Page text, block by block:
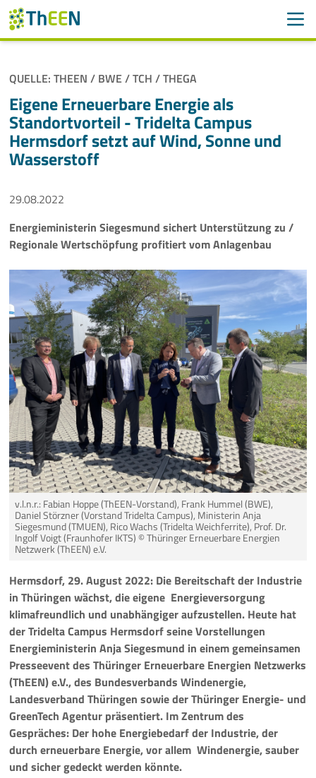
Navigation überspringen
ThEEN
Services
Mitglieder
Aktivitäten
Veranstaltungen
Aktuelles
Meldungen
Pressemeldungen
Branchenmeldungen
Statements
Positionen
Jobs
Mediathek
Akkreditierung
Mehr
QUELLE: THEEN / BWE / TCH / THEGA
Eigene Erneuerbare Energie als
Standortvorteil - Tridelta Campus
Hermsdorf setzt auf Wind, Sonne und
Wasserstoff
29.08.2022
Energieministerin Siegesmund sichert Unterstützung zu /
Regionale Wertschöpfung profitiert vom Anlagenbau
v.l.n.r.: Fabian Hoppe (ThEEN-Vorstand), Frank Hummel (BWE),
Daniel Störzner (Vorstand Tridelta Campus), Ministerin Anja
Siegesmund (TMUEN), Rico Wachs (Tridelta Weichferrite), Prof. Dr.
Ingolf Voigt (Fraunhofer IKTS) © Thüringer Erneuerbare Energien
Netzwerk (ThEEN) e.V.
Hermsdorf, 29. August 2022: Die Bereitschaft der Industrie
in Thüringen wächst, die eigene Energieversorgung
klimafreundlich und unabhängiger aufzustellen. Heute hat
der Tridelta Campus Hermsdorf seine Vorstellungen
Energieministerin Anja Siegesmund in einemgemeinsamen
Presseevent des Thüringer Erneuerbare Energien Netzwerks
(ThEEN) e.V., des Bundesverbands Windenergie,
Landesverband Thüringen sowie der Thüringer Energie- und
GreenTech Agentur präsentiert. Im Zentrum des
Gespräches: Der hohe Energiebedarf der Industrie, der
durch erneuerbare Energie, vor allem Windenergie, sauber
und sicher gedeckt werden könnte.